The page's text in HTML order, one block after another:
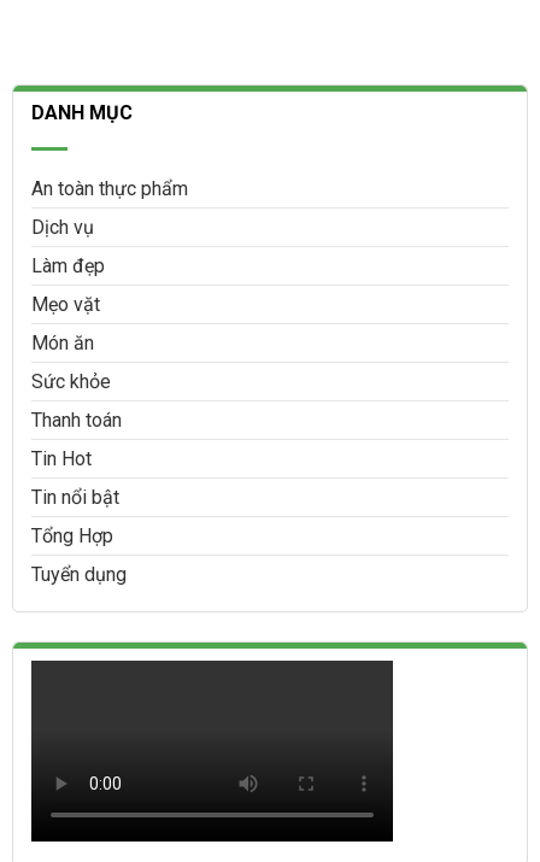
DANH MỤC
An toàn thực phẩm
Dịch vụ
Làm đẹp
Mẹo vặt
Món ăn
Sức khỏe
Thanh toán
Tin Hot
Tin nổi bật
Tổng Hợp
Tuyển dụng